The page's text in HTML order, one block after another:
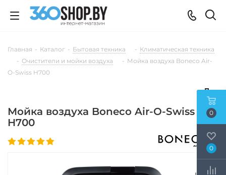
Главная - Каталог - Бытовая техника - Климатическая техника
- Очистители и мойки воздуха - Мойка воздуха Boneco Air-
O-Swiss H700
Мойка воздуха Boneco Air-O-Swiss
H700
0
0